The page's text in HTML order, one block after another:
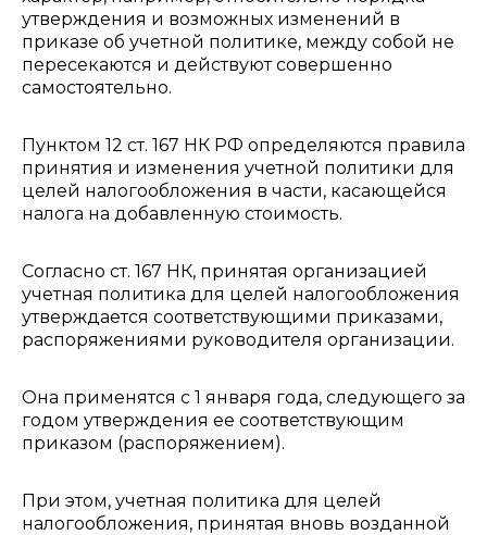
утверждения и возможных изменений в
приказе об учетной политике, между собой не
пересекаются и действуют совершенно
самостоятельно.
Пунктом 12 ст. 167 НК РФ определяются правила
принятия и изменения учетной политики для
целей налогообложения в части, касающейся
налога на добавленную стоимость.
Согласно ст. 167 НК, принятая организацией
учетная политика для целей налогообложения
утверждается соответствующими приказами,
распоряжениями руководителя организации.
Она применятся с 1 января года, следующего за
годом утверждения ее соответствующим
приказом (распоряжением).
При этом, учетная политика для целей
налогообложения, принятая вновь возданной